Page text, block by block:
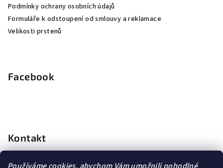
Podmínky ochrany osobních údajů
Formuláře k odstoupení od smlouvy a reklamace
Velikosti prstenů
Facebook
Kontakt
info @dopravagratis.cz